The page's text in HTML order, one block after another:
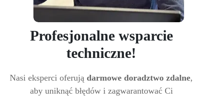
Profesjonalne wsparcie
techniczne!
Nasi eksperci oferują darmowe doradztwo zdalne,
aby uniknąć błędów i zagwarantować Ci